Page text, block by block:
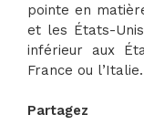
pointe en
et les États-
inférieur aux
France ou l’Italie.
Partagez